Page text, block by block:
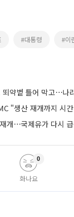
#대통령 #이
약볕 틀어 막고⋯나
"생산 재개까지 시
개⋯국제유가 다시
화나요
0